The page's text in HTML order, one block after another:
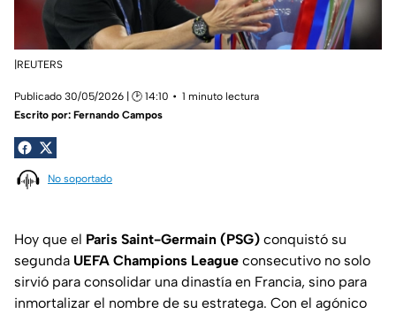
|REUTERS
Publicado 30/05/2026 | 🕑 14:10
1 minuto lectura
Escrito por: Fernando Campos
No soportado
Hoy que el Paris Saint-Germain (PSG) conquistó su
segunda UEFA Champions League consecutivo no solo
sirvió para consolidar una dinastía en Francia, sino para
inmortalizar el nombre de su estratega. Con el agónico